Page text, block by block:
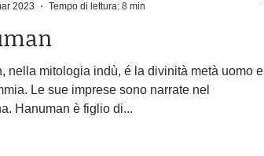
nella mitologia indù, é la divinità metà uomo e
Le sue imprese sono narrate nel
Hanuman è figlio di...
2023
Tempo di lettura: 8 min